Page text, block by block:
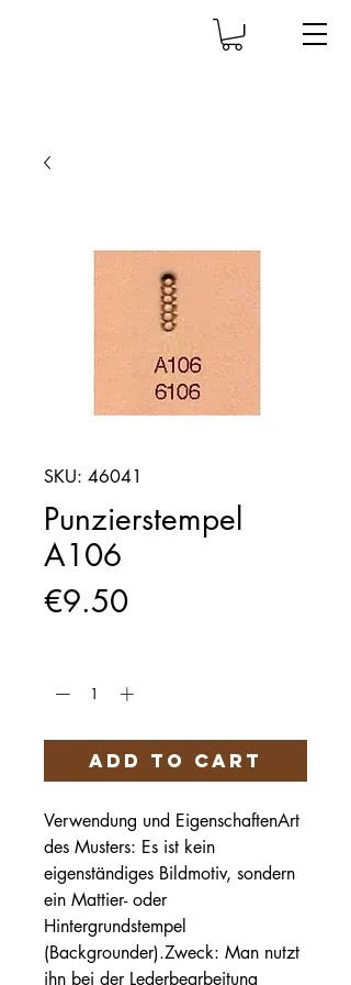
SKU: 46041
Punzierstempel
A106
€9.50Price
Add to Cart
Verwendung und EigenschaftenArt
des Musters: Es ist kein
eigenständiges Bildmotiv, sondern
ein Mattier- oder
Hintergrundstempel
(Backgrounder).Zweck: Man nutzt
ihn bei der Lederbearbeitung